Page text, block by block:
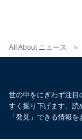
All About ニュース
この130万円の
壁」に2016年
氏は説明してい
世の中をにぎわず注目
すく掘り下げます。読
「発見」できる情報を